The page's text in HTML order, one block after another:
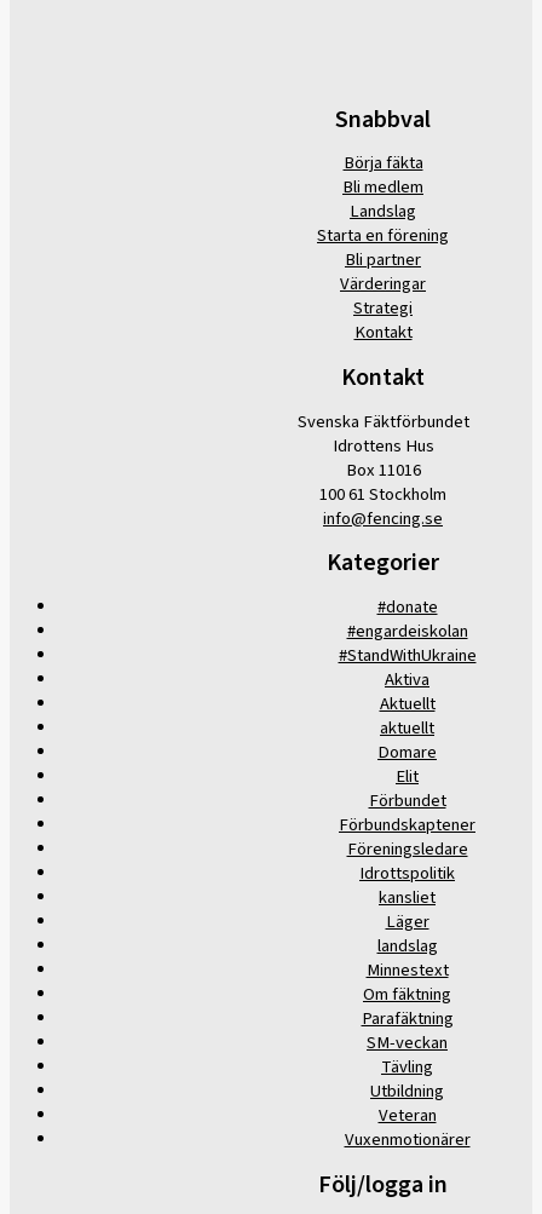
Snabbval
Börja fäkta
Bli medlem
Landslag
Starta en förening
Bli partner
Värderingar
Strategi
Kontakt
Kontakt
Svenska Fäktförbundet
Idrottens Hus
Box 11016
100 61 Stockholm
info@fencing.se
Kategorier
#donate
#engardeiskolan
#StandWithUkraine
Aktiva
Aktuellt
aktuellt
Domare
Elit
Förbundet
Förbundskaptener
Föreningsledare
Idrottspolitik
kansliet
Läger
landslag
Minnestext
Om fäktning
Parafäktning
SM-veckan
Tävling
Utbildning
Veteran
Vuxenmotionärer
Följ/logga in